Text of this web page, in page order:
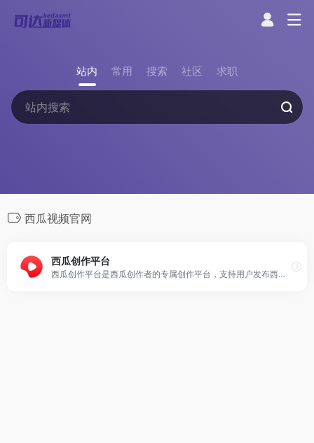
站内 常用 搜索 社区 求职
西瓜视频官网
西瓜创作平台
西瓜创作平台是西瓜创作者的专属创作平台，支持用户发布西瓜视频，并通过提供发布视频、内容管理、数据分析、评论管理、收益分析、创作激励、创作课程、消息管理等服务助力西瓜用户高效运营和创作！